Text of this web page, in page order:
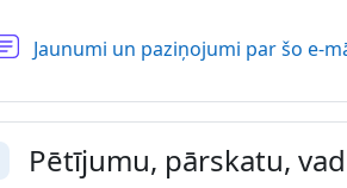
Jaunumi un paziņojumi par šo e-
Pētījumu, pārskatu,